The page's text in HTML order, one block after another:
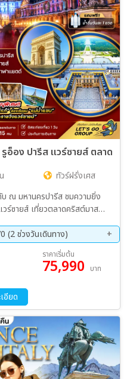
อ็อง ปารีส แวร์ซายส์ ตลาดคริ
ทัวร์ฝรั่งเศส
ณ มหานครปารีส ชมความยิ่ง
ร์ซายส์ เที่ยวตลาดคริสต์มาส
(2 ช่วงวันเดินทาง)
30 ธ.ค. 69 - 05 ม.ค. 70
ราคาเริ่มต้น
75,990 บาท
อียด